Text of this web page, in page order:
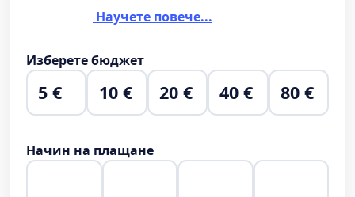
Научете повече...
Изберете бюджет
5 € 10 € 20 € 40 € 80 €
Начин на плащане